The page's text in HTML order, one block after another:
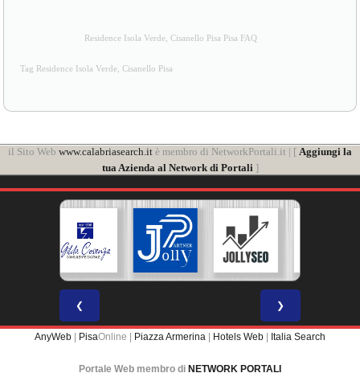
Residence Isola Verde, Cisanello Pisa Pisa FAQ
Tag Residence Isola Verde, Cisanello Pisa
il Sito Web www.calabriasearch.it è membro di NetworkPortali.it | [ Aggiungi la
tua Azienda al Network di Portali]
❮ ❯
AnyWeb PisaOnline | Piazza Armerina Hotels Web Italia Search
Portale Web membro di NETWORK PORTALI